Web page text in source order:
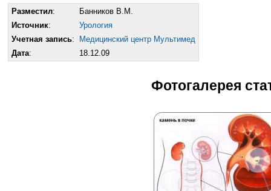
Разместил:
Банников В.М.
Источник:
Урология
Учетная запись:
Mедицинский центр Мультимед
Дата: 18.12.09
Фотогалерея